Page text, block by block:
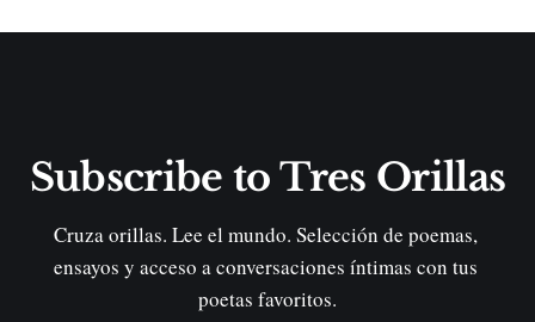
Subscribe to Tres Orillas
Cruza orillas. Lee el mundo. Selección de poemas,
ensayos y acceso a conversaciones íntimas con tus
poetas favoritos.